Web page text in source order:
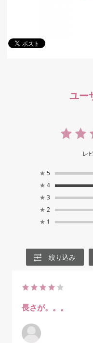
ユー
レ
★ 5
★ 4
★ 3
★ 2
★ 1
絞り込み
長さが。。。